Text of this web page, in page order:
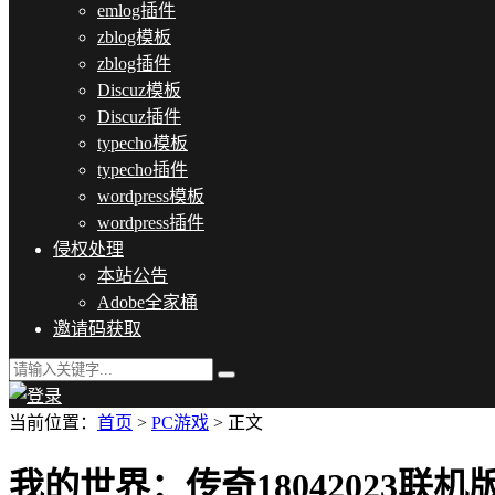
emlog插件
zblog模板
zblog插件
Discuz模板
Discuz插件
typecho模板
typecho插件
wordpress模板
wordpress插件
侵权处理
本站公告
Adobe全家桶
邀请码获取
当前位置： 首页 > PC游戏 > 正文
我的世界：传奇18042023联机